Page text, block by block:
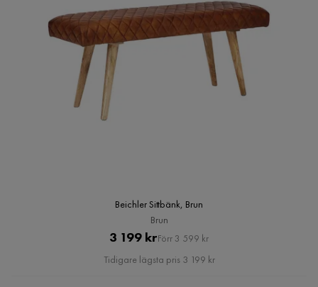
Beichler Sittbänk, Brun
Brun
Pris
3 199 krOriginal
Pris
Förr 3 599 kr
Tidigare lägsta pris 3 199 kr